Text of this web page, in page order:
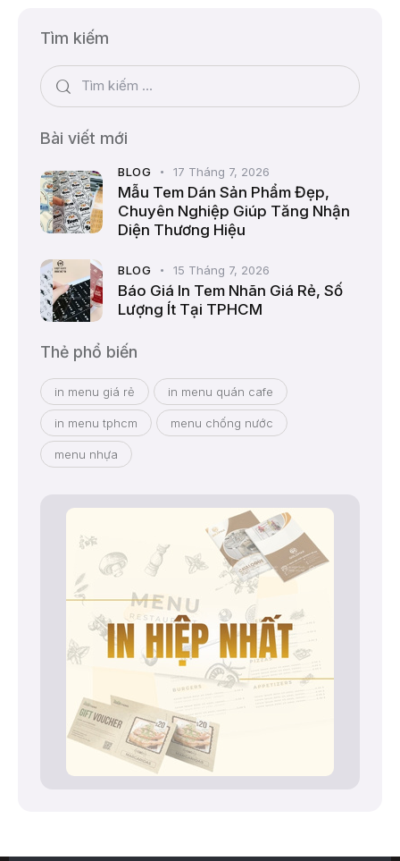
Tìm kiếm
Bài viết mới
BLOG 17 Tháng 7, 2026
Mẫu Tem Dán Sản Phẩm Đẹp,
Chuyên Nghiệp Giúp Tăng Nhận
Diện Thương Hiệu
BLOG 15 Tháng 7, 2026
Báo Giá In Tem Nhãn Giá Rẻ, Số
Lượng Ít Tại TPHCM
Thẻ phổ biến
in menu giá rẻ in menu quán cafe
in menu tphcm menu chống nước
menu nhựa